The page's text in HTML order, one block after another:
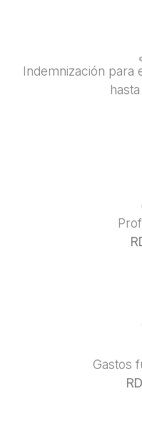
​Indemnización para​
hasta
Gastos